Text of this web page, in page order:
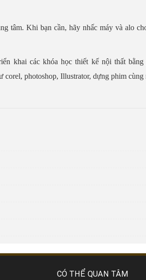
tâm. Khi bạn cần, hãy nhấc máy và alo
khai các khóa học thiết kế nội thất bằng
photoshop, Illustrator, dựng phim cùng
CÓ THỂ QUAN TÂM